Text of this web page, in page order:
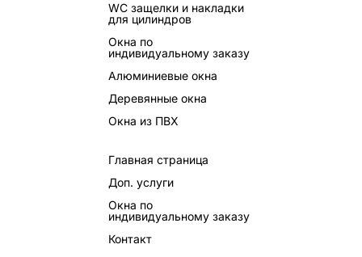
WC защелки и накладки
для цилиндров
Окна по
индивидуальному заказу
Алюминиевые окна
Деревянные окна
Окна из ПВХ
Главная страница
Доп. услуги
Окна по
индивидуальному заказу
Контакт